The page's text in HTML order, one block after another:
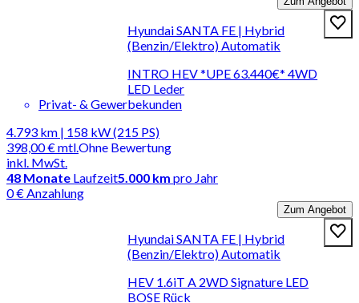
Hyundai SANTA FE | Hybrid
(Benzin/Elektro) Automatik
INTRO HEV *UPE 63.440€* 4WD
LED Leder
Privat- & Gewerbekunden
4.793 km | 158 kW (215 PS)
398,00 €mtl.
inkl. MwSt.
Ohne Bewertung
48 Monate Laufzeit5.000 km pro Jahr
0 € Anzahlung
Zum Angebot
Hyundai SANTA FE | Hybrid
(Benzin/Elektro) Automatik
HEV 1.6iT A 2WD Signature LED
BOSE Rück